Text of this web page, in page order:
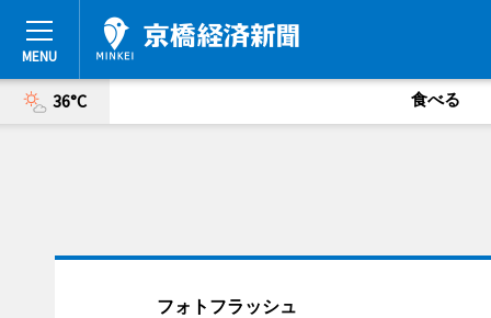
36°C 食べる
フォトフラッシュ